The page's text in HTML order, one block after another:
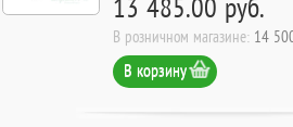
В розничном магазине: 14
В корзину